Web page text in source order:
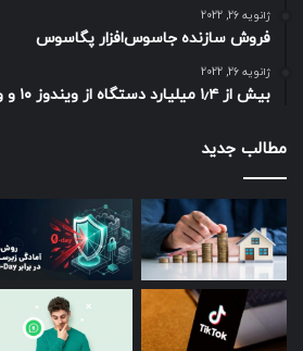
ژانویه 26, 2022
فروش سازنده جاسوس‌افزار پگاسوس
ژانویه 26, 2022
بیش از ۱٫۴ میلیارد دستگاه از ویندوز ۱۰ و ویندوز ۱۱ استفاده می‌کنند
مطالب جدید